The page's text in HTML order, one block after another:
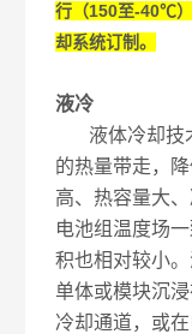
行（150至-40℃
却系统订制。
液冷
液体冷却技
的热量带走，
高、热容量大
电池组温度场
积也相对较小
单体或模块沉
冷却通道，或